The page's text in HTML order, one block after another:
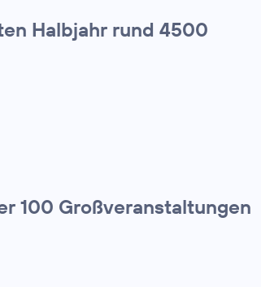
Halbjahr rund 4500
100 Großveranstaltungen